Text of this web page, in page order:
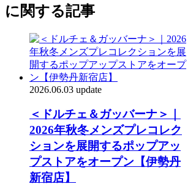
に関する記事
2026.06.03 update
＜ドルチェ＆ガッバーナ＞｜
2026年秋冬メンズプレコレク
ションを展開するポップアッ
プストアをオープン【伊勢丹
新宿店】